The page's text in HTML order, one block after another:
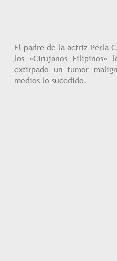
El padre de la actriz Perla
los «Cirujanos
extirpado un tumor
medios lo sucedido.